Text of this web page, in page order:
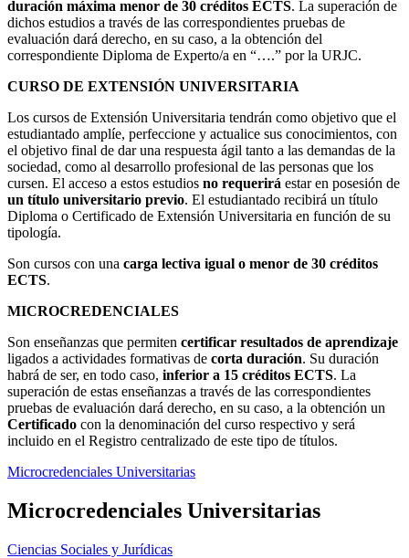
duración máxima menor de 30 créditos ECTS. La superación de
dichos estudios a través de las correspondientes pruebas de
evaluación dará derecho, en su caso, a la obtención del
correspondiente Diploma de Experto/a en “….” por la URJC.
CURSO DE EXTENSIÓN UNIVERSITARIA
Los cursos de Extensión Universitaria tendrán como objetivo que el
estudiantado amplíe, perfeccione y actualice sus conocimientos, con
el objetivo final de dar una respuesta ágil tanto a las demandas de la
sociedad, como al desarrollo profesional de las personas que los
cursen. El acceso a estos estudios no requerirá estar en posesión de
un título universitario previo. El estudiantado recibirá un título
Diploma o Certificado de Extensión Universitaria en función de su
tipología.
Son cursos con una carga lectiva igual o menor de 30 créditos
ECTS.
MICROCREDENCIALES
Son enseñanzas que permiten certificar resultados de aprendizaje
ligados a actividades formativas de corta duración. Su duración
habrá de ser, en todo caso, inferior a 15 créditos ECTS. La
superación de estas enseñanzas a través de las correspondientes
pruebas de evaluación dará derecho, en su caso, a la obtención un
Certificado con la denominación del curso respectivo y será
incluido en el Registro centralizado de este tipo de títulos.
Microcredenciales Universitarias
Microcredenciales Universitarias
Ciencias Sociales y Jurídicas